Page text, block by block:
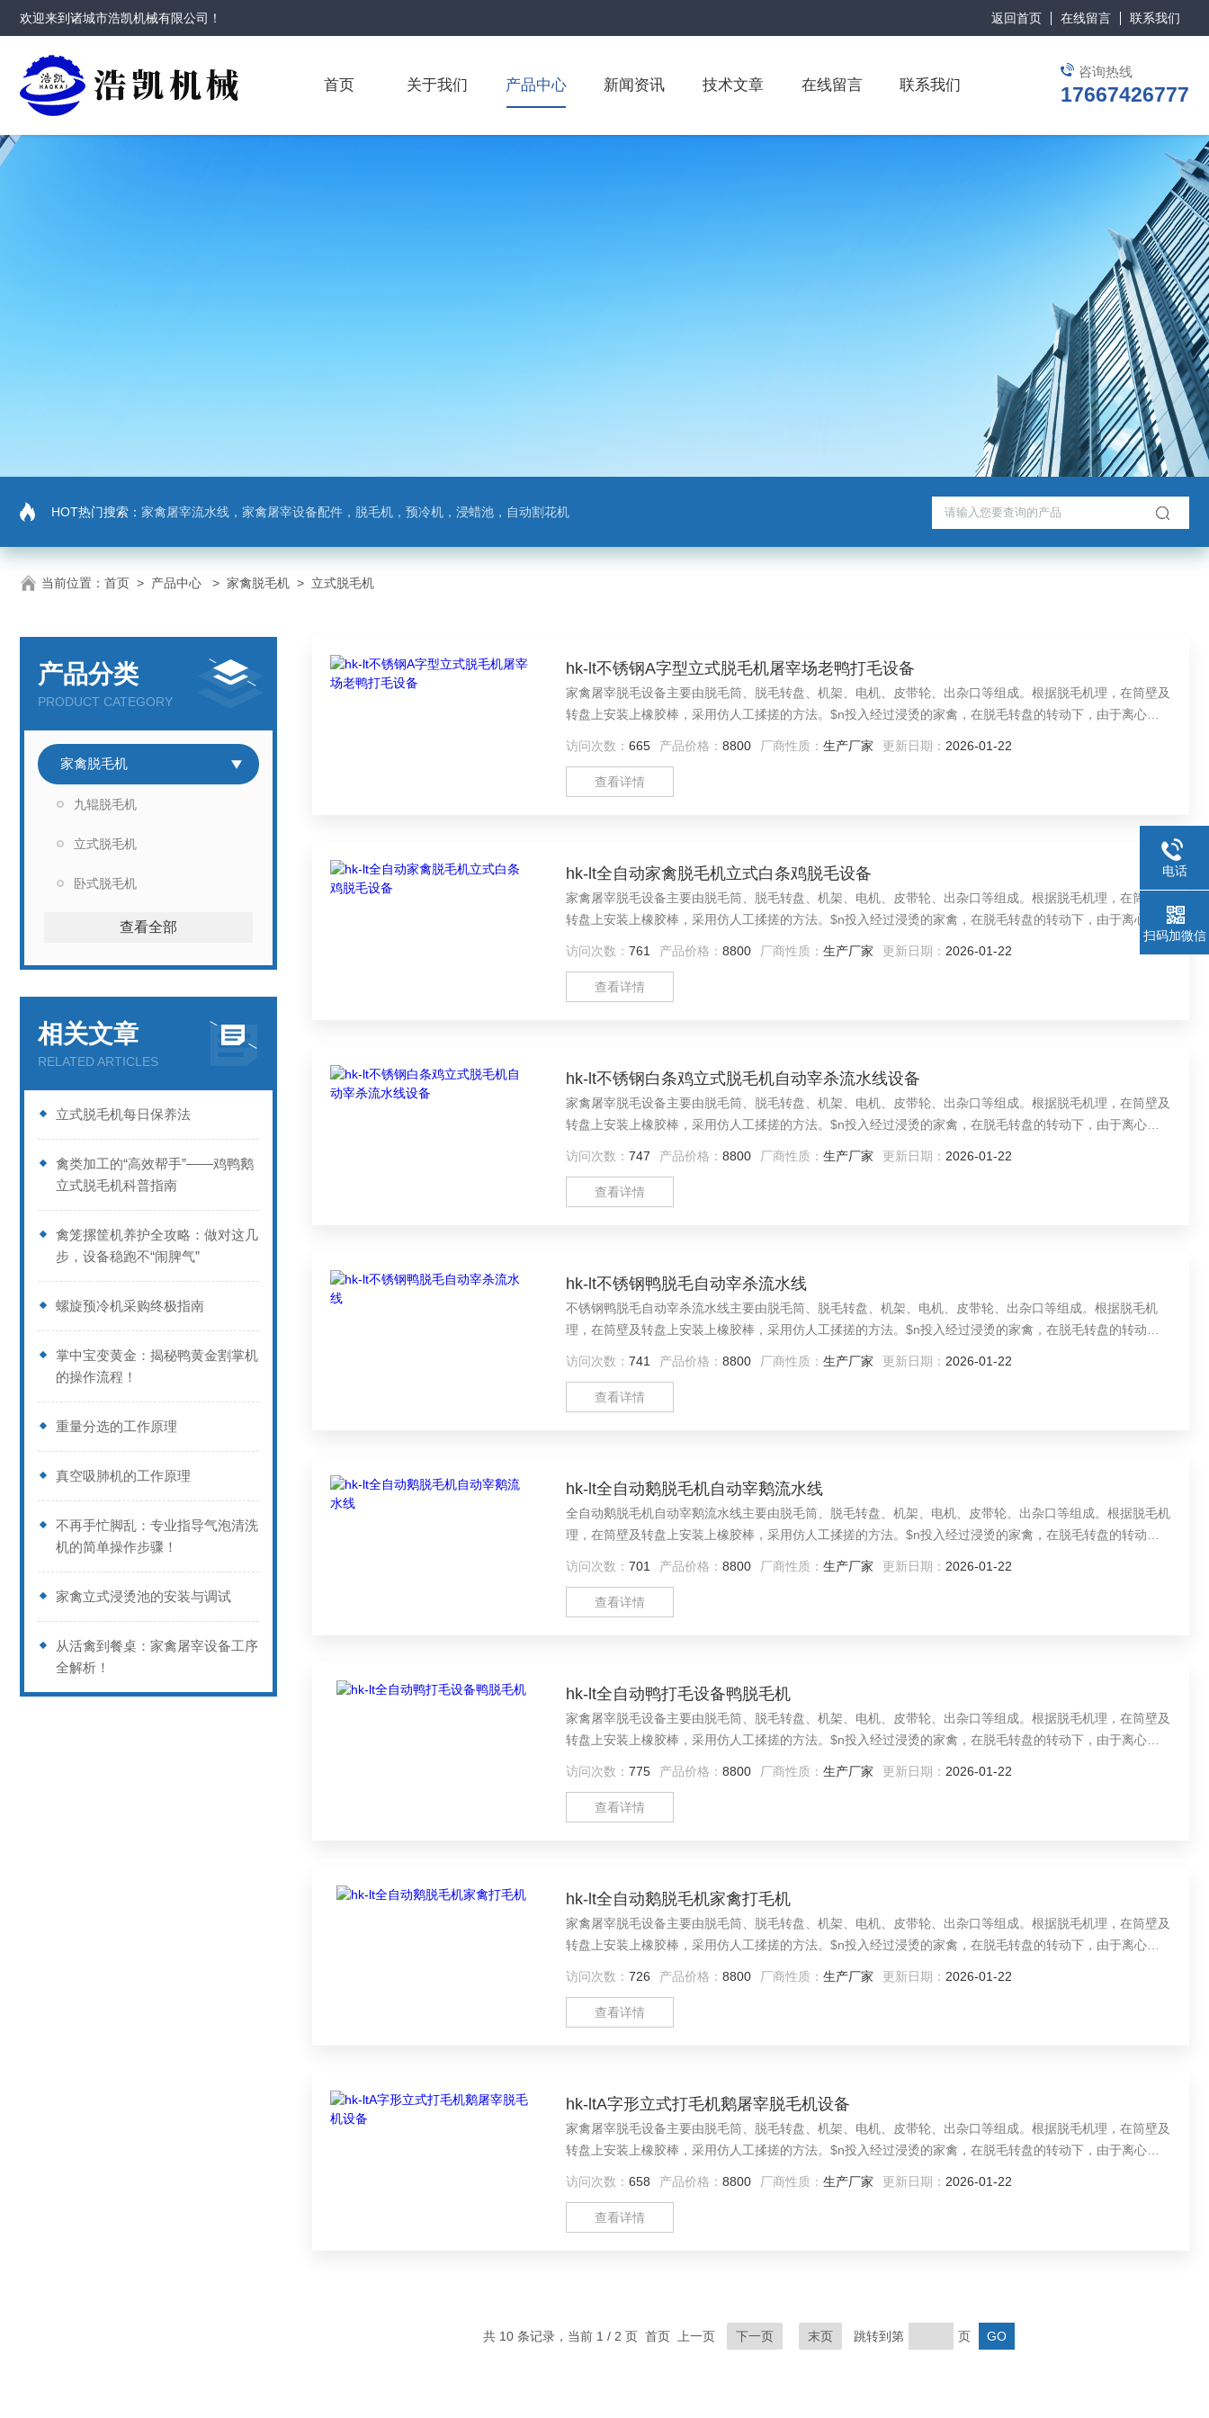
欢迎来到诸城市浩凯机械有限公司 ！ 返回首页 在线留言 联系我们
咨询热线
17667426777
首页 关于我们 产品中心 新闻资讯 技术文章 在线留言 联系我们
HOT热门搜索： 家禽屠宰流水线，家禽屠宰设备配件，脱毛机，预冷机，浸蜡池，自动割花机
当前位置： 首页 > 产品中心 > 家禽脱毛机 > 立式脱毛机
产品分类
PRODUCT CATEGORY
家禽脱毛机
九辊脱毛机
立式脱毛机
卧式脱毛机
查看全部
相关文章
RELATED ARTICLES
立式脱毛机每日保养法
禽类加工的“高效帮手”——鸡鸭鹅
立式脱毛机科普指南
禽笼摞筐机养护全攻略：做对这几
步，设备稳跑不“闹脾气”
螺旋预冷机采购终极指南
掌中宝变黄金：揭秘鸭黄金割掌机
的操作流程！
重量分选的工作原理
真空吸肺机的工作原理
不再手忙脚乱：专业指导气泡清洗
机的简单操作步骤！
家禽立式浸烫池的安装与调试
从活禽到餐桌：家禽屠宰设备工序
全解析！
hk-lt不锈钢A字型立式脱毛机屠宰场老鸭打毛设备
家禽屠宰脱毛设备主要由脱毛筒、脱毛转盘、机架、电机、皮带轮、出杂口等组成。根据脱毛机理，在筒壁及
转盘上安装上橡胶棒，采用仿人工揉搓的方法。$n投入经过浸烫的家禽，在脱毛转盘的转动下，由于离心力
口排出。
访问次数： 665 产品价格： 8800 厂商性质： 生产厂家 更新日期： 2026-01-22
查看详情
hk-lt全自动家禽脱毛机立式白条鸡脱毛设备
家禽屠宰脱毛设备主要由脱毛筒、脱毛转盘、机架、电机、皮带轮、出杂口等组成。根据脱毛机理，在筒壁及
转盘上安装上橡胶棒，采用仿人工揉搓的方法。$n投入经过浸烫的家禽，在脱毛转盘的转动下，由于离心力
的作用，家禽被甩至筒壁边缘;通过脱毛棒与家禽之间的相对运动，产生揉搓作用，可去除羽毛、皮脂及脚壳
口排出。
访问次数： 761 产品价格： 8800 厂商性质： 生产厂家 更新日期： 2026-01-22
查看详情
hk-lt不锈钢白条鸡立式脱毛机自动宰杀流水线设备
家禽屠宰脱毛设备主要由脱毛筒、脱毛转盘、机架、电机、皮带轮、出杂口等组成。根据脱毛机理，在筒壁及
转盘上安装上橡胶棒，采用仿人工揉搓的方法。$n投入经过浸烫的家禽，在脱毛转盘的转动下，由于离心力
口排出。不锈钢白条鸡立式脱毛机自动宰杀流水线设备
访问次数： 747 产品价格： 8800 厂商性质： 生产厂家 更新日期： 2026-01-22
查看详情
hk-lt不锈钢鸭脱毛自动宰杀流水线
不锈钢鸭脱毛自动宰杀流水线主要由脱毛筒、脱毛转盘、机架、电机、皮带轮、出杂口等组成。根据脱毛机
理，在筒壁及转盘上安装上橡胶棒，采用仿人工揉搓的方法。$n投入经过浸烫的家禽，在脱毛转盘的转动
刮毛棒刮到出杂口排出。
访问次数： 741 产品价格： 8800 厂商性质： 生产厂家 更新日期： 2026-01-22
查看详情
hk-lt全自动鹅脱毛机自动宰鹅流水线
全自动鹅脱毛机自动宰鹅流水线主要由脱毛筒、脱毛转盘、机架、电机、皮带轮、出杂口等组成。根据脱毛机
理，在筒壁及转盘上安装上橡胶棒，采用仿人工揉搓的方法。$n投入经过浸烫的家禽，在脱毛转盘的转动
刮毛棒刮到出杂口排出。
访问次数： 701 产品价格： 8800 厂商性质： 生产厂家 更新日期： 2026-01-22
查看详情
hk-lt全自动鸭打毛设备鸭脱毛机
家禽屠宰脱毛设备主要由脱毛筒、脱毛转盘、机架、电机、皮带轮、出杂口等组成。根据脱毛机理，在筒壁及
转盘上安装上橡胶棒，采用仿人工揉搓的方法。$n投入经过浸烫的家禽，在脱毛转盘的转动下，由于离心力
口排出。
访问次数： 775 产品价格： 8800 厂商性质： 生产厂家 更新日期： 2026-01-22
查看详情
hk-lt全自动鹅脱毛机家禽打毛机
家禽屠宰脱毛设备主要由脱毛筒、脱毛转盘、机架、电机、皮带轮、出杂口等组成。根据脱毛机理，在筒壁及
转盘上安装上橡胶棒，采用仿人工揉搓的方法。$n投入经过浸烫的家禽，在脱毛转盘的转动下，由于离心力
口排出。
访问次数： 726 产品价格： 8800 厂商性质： 生产厂家 更新日期： 2026-01-22
查看详情
hk-ltA字形立式打毛机鹅屠宰脱毛机设备
家禽屠宰脱毛设备主要由脱毛筒、脱毛转盘、机架、电机、皮带轮、出杂口等组成。根据脱毛机理，在筒壁及
转盘上安装上橡胶棒，采用仿人工揉搓的方法。$n投入经过浸烫的家禽，在脱毛转盘的转动下，由于离心力
口排出。
访问次数： 658 产品价格： 8800 厂商性质： 生产厂家 更新日期： 2026-01-22
查看详情
共 10 条记录，当前 1 / 2 页 首页 上一页 下一页 末页 跳转到第 页
电话
扫码加微信